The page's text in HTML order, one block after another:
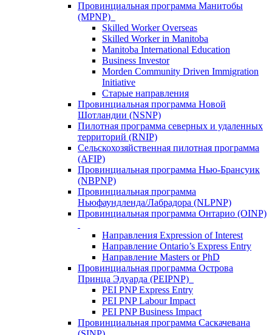
Провинциальная программа Манитобы
(MPNP)
Skilled Worker Overseas
Skilled Worker in Manitoba
Manitoba International Education
Business Investor
Morden Community Driven Immigration
Initiative
Старые направления
Провинциальная программа Новой
Шотландии (NSNP)
Пилотная программа северных и удаленных
территорий (RNIP)
Сельскохозяйственная пилотная программа
(AFIP)
Провинциальная программа Нью-Брансуик
(NBPNP)
Провинциальная программа
Ньюфаундленда/Лабрадора (NLPNP)
Провинциальная программа Онтарио (OINP)
Направления Expression of Interest
Направление Ontario’s Express Entry
Направление Masters or PhD
Провинциальная программа Острова
Принца Эдуарда (PEIPNP)
PEI PNP Express Entry
PEI PNP Labour Impact
PEI PNP Business Impact
Провинциальная программа Саскачевана